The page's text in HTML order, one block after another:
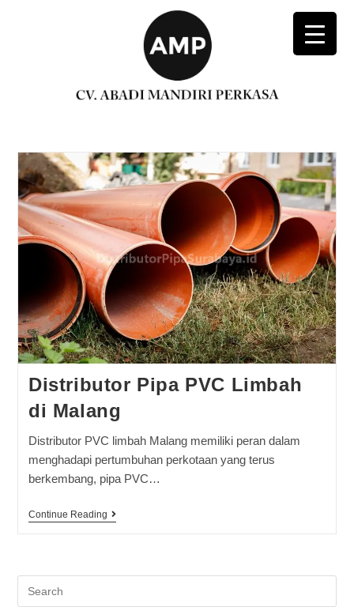
Distributor Pipa PVC Limbah
di Malang
Distributor PVC limbah Malang memiliki peran dalam
menghadapi pertumbuhan perkotaan yang terus
berkembang, pipa PVC…
Continue Reading